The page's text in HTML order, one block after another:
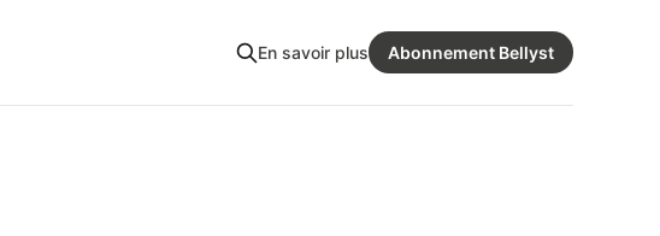
En savoir plus Abonnement Bellyst